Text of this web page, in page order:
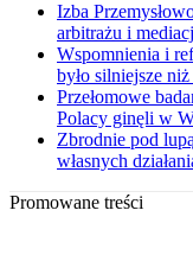
Izba
arbitrażu i
Wspomnienia i
było silniejsze
Przełomowe
Polacy ginęli w
Zbrodnie pod
własnych
Promowane treści